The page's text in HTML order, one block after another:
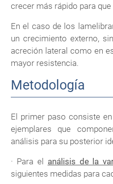
crecer más rápido para
En el caso de los
un crecimiento externo,
acreción lateral como en
mayor resistencia.
Metodología
El primer paso consiste
ejemplares que
análisis para su posterior
· Para el análisis de la
siguientes medidas para